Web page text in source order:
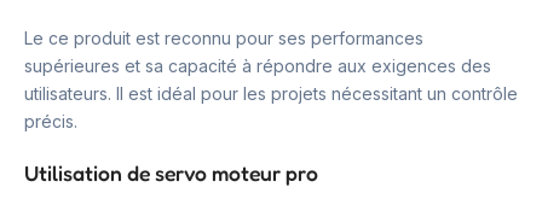
Le ce produit est reconnu pour ses performances
supérieures et sa capacité à répondre aux exigences des
utilisateurs. Il est idéal pour les projets nécessitant un contrôle
précis.
Utilisation de servo moteur pro